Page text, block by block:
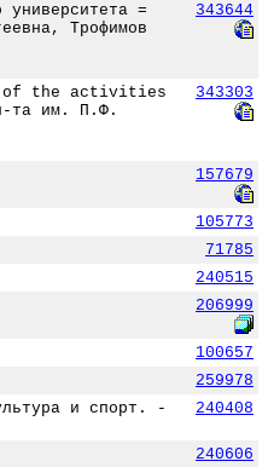
университета =
Трофимов
343644
of the activities
та им. П.Ф.
343303
157679
105773
71785
240515
206999
100657
259978
и спорт. -
240408
240606